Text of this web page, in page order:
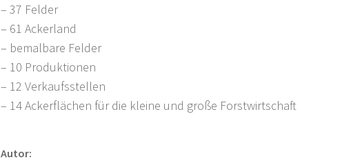
– 37 Felder
– 61 Ackerland
– bemalbare Felder
– 10 Produktionen
– 12 Verkaufsstellen
– 14 Ackerflächen für die kleine und große Forstwirtschaft
Autor: